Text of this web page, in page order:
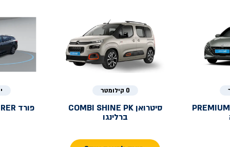
0 קילומטר
סיטרואן COMBI SHINE PK
ברלינגו
פורד